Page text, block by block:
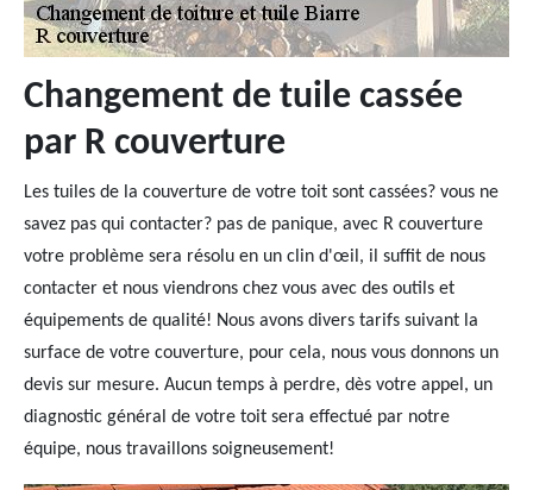
Changement de tuile cassée
par R couverture
Les tuiles de la couverture de votre toit sont cassées? vous ne
savez pas qui contacter? pas de panique, avec R couverture
votre problème sera résolu en un clin d'œil, il suffit de nous
contacter et nous viendrons chez vous avec des outils et
équipements de qualité! Nous avons divers tarifs suivant la
surface de votre couverture, pour cela, nous vous donnons un
devis sur mesure. Aucun temps à perdre, dès votre appel, un
diagnostic général de votre toit sera effectué par notre
équipe, nous travaillons soigneusement!